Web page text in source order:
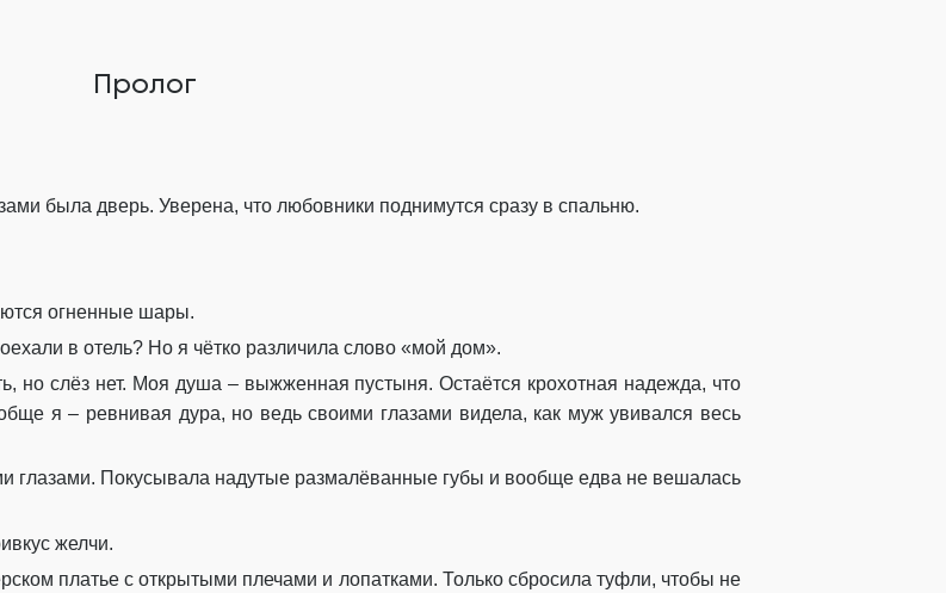
Глава 12
Глава 15
Глава 16
Глава 18
Глава 20
Пролог
была дверь. Уверена, что любовники поднимутся сразу в спальню.
огненные шары.
в отель? Но я чётко различила слово «мой дом».
но слёз нет. Моя душа – выжженная пустыня. Остаётся крохотная надежда, что
я – ревнивая дура, но ведь своими глазами видела, как муж увивался весь
глазами. Покусывала надутые размалёванные губы и вообще едва не вешалась
желчи.
платье с открытыми плечами и лопатками. Только сбросила туфли, чтобы не